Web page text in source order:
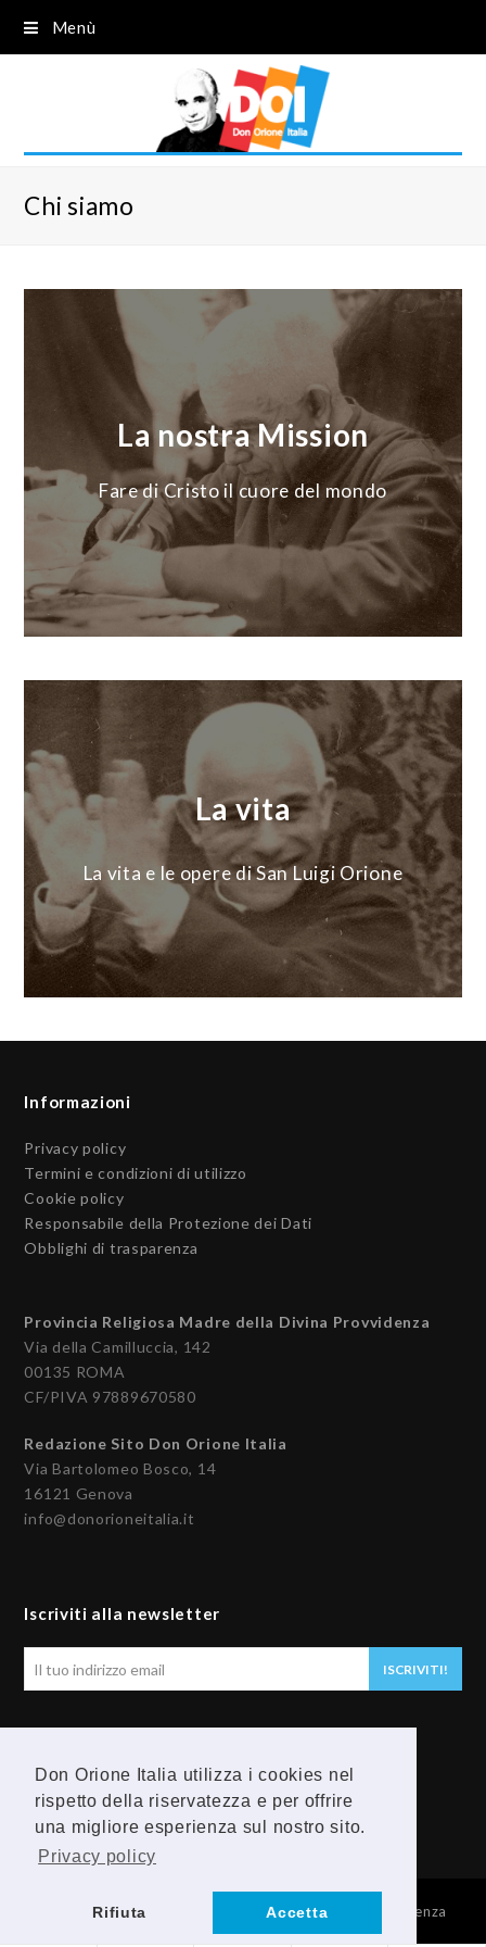
Don Orione Italia utilizza i cookies nel
rispetto della riservatezza e per offrire
una migliore esperienza sul nostro sito.
Privacy policy
Rifiuta Accetta
Menù
Chi siamo
La nostra Mission
Fare di Cristo il cuore del mondo
La vita
La vita e le opere di San Luigi Orione
Informazioni
Privacy policy
Termini e condizioni di utilizzo
Cookie policy
Responsabile della Protezione dei Dati
Obblighi di trasparenza
Provincia Religiosa Madre della Divina Provvidenza
Via della Camilluccia, 142
00135 ROMA
CF/PIVA 97889670580
Redazione Sito Don Orione Italia
Via Bartolomeo Bosco, 14
16121 Genova
info@donorioneitalia.it
Iscriviti alla newsletter
ISCRIVITI!
F
Y
o
t
© 2026 Provincia Religiosa Madre della Divina Provvidenza